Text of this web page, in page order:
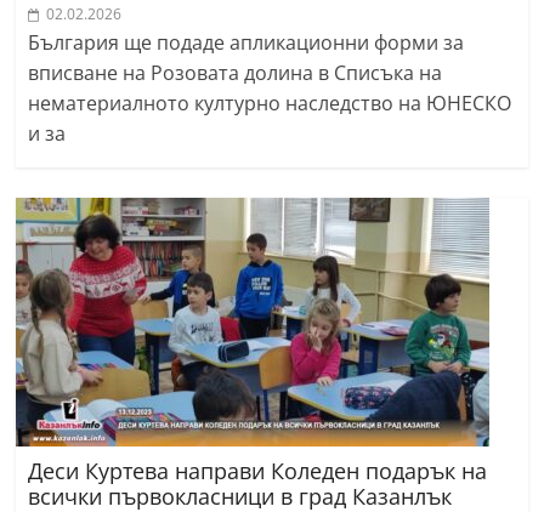
02.02.2026
България ще подаде апликационни форми за
вписване на Розовата долина в Списъка на
нематериалното културно наследство на ЮНЕСКО
и за
Деси Куртева направи Коледен подарък на
всички първокласници в град Казанлък